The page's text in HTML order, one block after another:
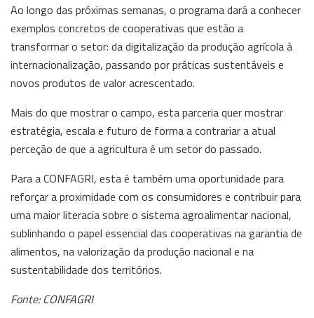
Ao longo das próximas semanas, o programa dará a conhecer
exemplos concretos de cooperativas que estão a
transformar o setor: da digitalização da produção agrícola à
internacionalização, passando por práticas sustentáveis e
novos produtos de valor acrescentado.
Mais do que mostrar o campo, esta parceria quer mostrar
estratégia, escala e futuro de forma a contrariar a atual
perceção de que a agricultura é um setor do passado.
Para a CONFAGRI, esta é também uma oportunidade para
reforçar a proximidade com os consumidores e contribuir para
uma maior literacia sobre o sistema agroalimentar nacional,
sublinhando o papel essencial das cooperativas na garantia de
alimentos, na valorização da produção nacional e na
sustentabilidade dos territórios.
Fonte: CONFAGRI